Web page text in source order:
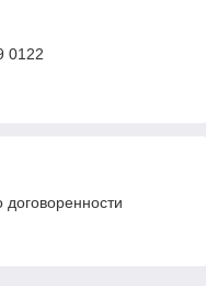
0122
договоренности